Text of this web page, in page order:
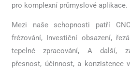
pro komplexní průmyslové aplikace.
Mezi naše schopnosti patří
frézování, Investiční obsazení,
tepelné zpracování, A další,
přesnost, účinnost, a konzistence